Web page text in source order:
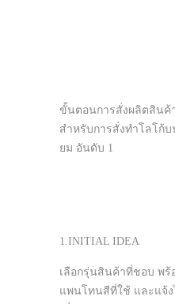
ขั้นตอนการสั่งผลิตสินค้
สำหรับการสั่งทำโลโก้
ยม อันดับ 1
1.INITIAL IDEA
เลือกรุ่นสินค้าที่ชอบ พร้
แพนโทนสีที่ใช้ และแจ้ง